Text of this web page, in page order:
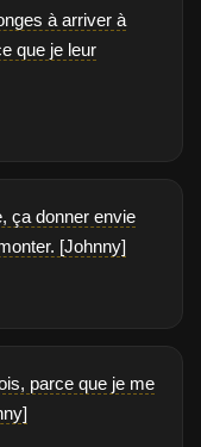
à arriver à
que je leur
ça donner envie
[Johnny]
parce que je me